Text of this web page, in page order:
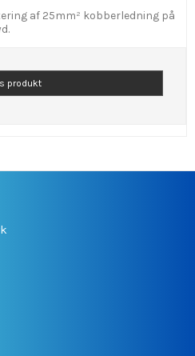
af 25mm² kobberledning på
produkt